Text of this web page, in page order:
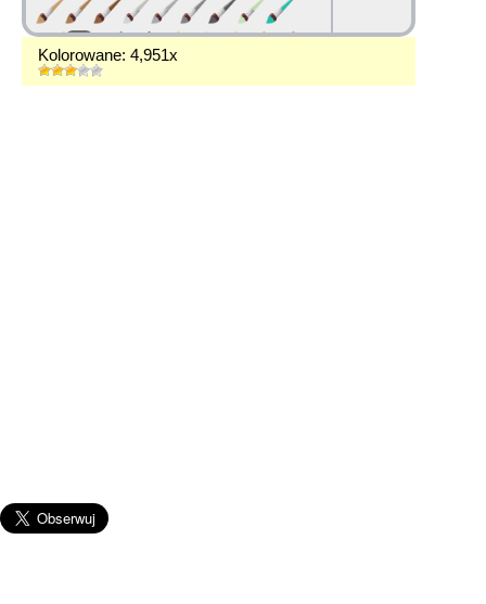
Kolorowane: 4,951x